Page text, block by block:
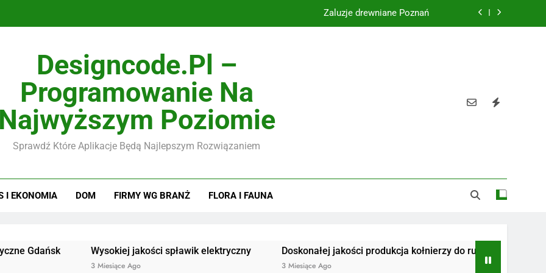
Żaluzje drewniane Poznań
Designcode.pl –
Programowanie Na
Najwyższym Poziomie
Sprawdź Które Aplikacje Będą Najlepszym Rozwiązaniem
I EKONOMIA DOM FIRMY WG BRANŻ FLORA I FAUNA
Wysokiej jakości spławik elektryczny
3 Miesiące Ago
Doskonałej jakości produkcja kołnierzy do rur
3 Miesiące Ago
Radiotelefony
3 Miesiące Ago